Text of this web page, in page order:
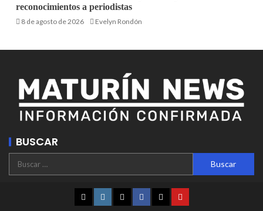
reconocimientos a periodistas
8 de agosto de 2026 Evelyn Rondón
BUSCAR